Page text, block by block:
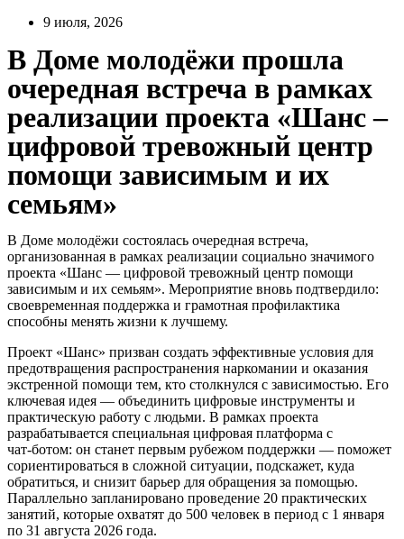
Перейти
содержимому
9 июля, 2026
В Доме молодёжи прошла
очередная встреча в рамках
реализации проекта «Шанс –
цифровой тревожный центр
помощи зависимым и их
семьям»
В Доме молодёжи состоялась очередная встреча,
организованная в рамках реализации социально значимого
проекта «Шанс — цифровой тревожный центр помощи
зависимым и их семьям». Мероприятие вновь подтвердило:
своевременная поддержка и грамотная профилактика
способны менять жизни к лучшему.
Проект «Шанс» призван создать эффективные условия для
предотвращения распространения наркомании и оказания
экстренной помощи тем, кто столкнулся с зависимостью. Его
ключевая идея — объединить цифровые инструменты и
практическую работу с людьми. В рамках проекта
разрабатывается специальная цифровая платформа с
чат‑ботом: он станет первым рубежом поддержки — поможет
сориентироваться в сложной ситуации, подскажет, куда
обратиться, и снизит барьер для обращения за помощью.
Параллельно запланировано проведение 20 практических
занятий, которые охватят до 500 человек в период с 1 января
по 31 августа 2026 года.